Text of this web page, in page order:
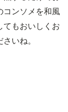
コンソメを和風
てもおいしくお
いね。